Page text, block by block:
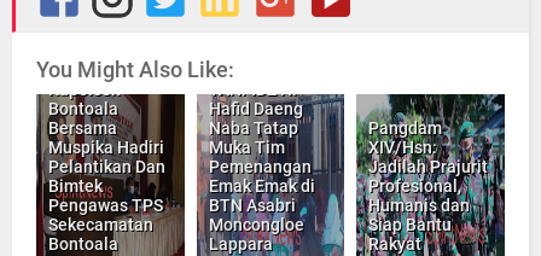
You Might Also Like:
Kapolsek
Bontoala
Bersama
Muspika Hadiri
Pelantikan Dan
Bimtek
Pengawas TPS
Sekecamatan
Bontoala
Paslon
TAHFIDZ H.
Hafid Daeng
Naba Tatap
Muka Tim
Pemenangan
Emak Emak di
BTN Asabri
Moncongloe
Lappara
Pangdam
XIV/Hsn:
Jadilah Prajurit
Profesional,
Humanis dan
Siap Bantu
Rakyat